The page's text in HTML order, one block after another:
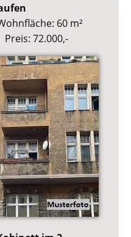
60 m²
Preis: 72.000,-